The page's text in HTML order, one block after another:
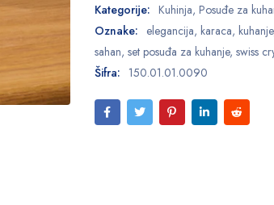
Kategorije: Kuhinja, Posuđe za
Oznake: elegancija, karaca, kuhanje
sahan, set posuđa za kuhanje, swiss
Šifra: 150.01.01.0090